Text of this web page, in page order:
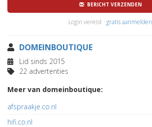
BERICHT VERZENDEN
Login vereist · gratis aanmelden
DOMEINBOUTIQUE
Lid sinds 2015
22 advertenties
Meer van domeinboutique:
afspraakje.co.nl
hifi.co.nl